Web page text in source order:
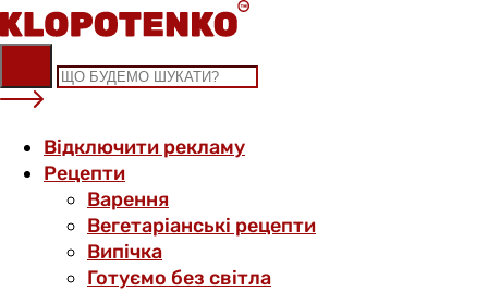
Skip
to
content
Відключити рекламу
Рецепти
Варення
Вегетаріанські рецепти
Випічка
Готуємо без світла